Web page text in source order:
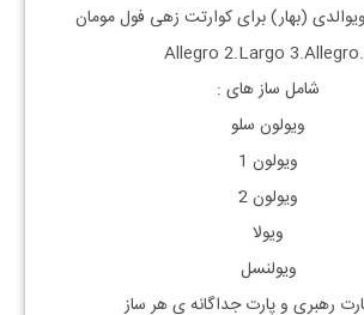
(بهار) برای کوارتت زهی فول مومان
شامل ساز های :
ویولون سلو
ویولون 1
ویولون 2َ
ویولا
ویولنسل
رهبری و پارت جداگانه ی هر ساز